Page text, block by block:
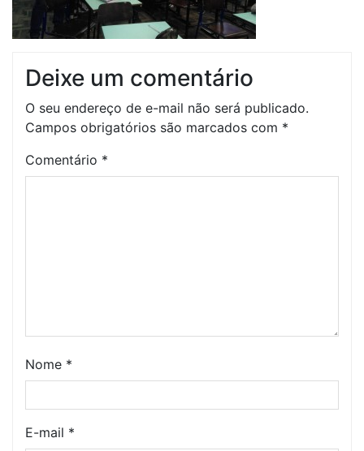
Deixe um comentário
O seu endereço de e-mail não será publicado.
Campos obrigatórios são marcados com *
Comentário *
Nome *
E-mail *